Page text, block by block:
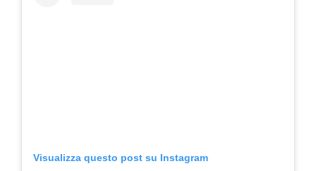
Visualizza questo post su Instagram